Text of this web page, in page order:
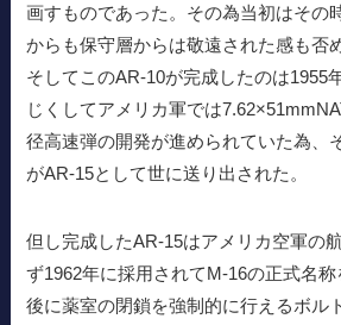
画すものであった。その為当初はその
からも保守層からは敬遠された感も否
そしてこのAR-10が完成したのは1955
じくしてアメリカ軍では
径高速弾の開発が進められていた為、
がAR-15として世に送り出された。
但し完成したAR-15はアメリカ空軍の
ず1962年に採用されてM-16の正式名
後に薬室の閉鎖を強制的に行えるボル